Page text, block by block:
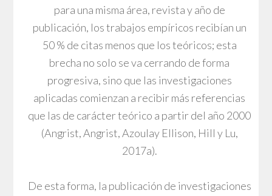
para una misma área, revista y año de
publicación, los trabajos empíricos recibían un
50 % de citas menos que los teóricos; esta
brecha no solo se va cerrando de forma
progresiva, sino que las investigaciones
aplicadas comienzan a recibir más referencias
que las de carácter teórico a partir del año 2000
(Angrist, Angrist, Azoulay Ellison, Hill y Lu,
2017a).
De esta forma, la publicación de investigaciones